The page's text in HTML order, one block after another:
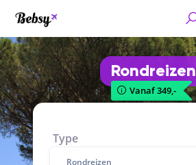
Rondreizen
Vanaf 349,-
Type
Rondreizen